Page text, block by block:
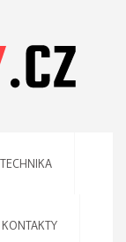
KONTAKTY